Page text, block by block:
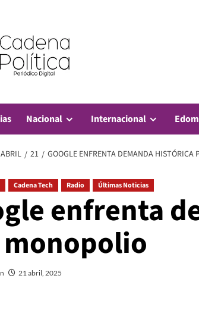
Nacional Internacional
ABRIL 21 GOOGLE ENFRENTA DEMANDA HISTÓRICA
Cadena Tech Radio Últimas Noticias
enfrenta
21 abril, 2025